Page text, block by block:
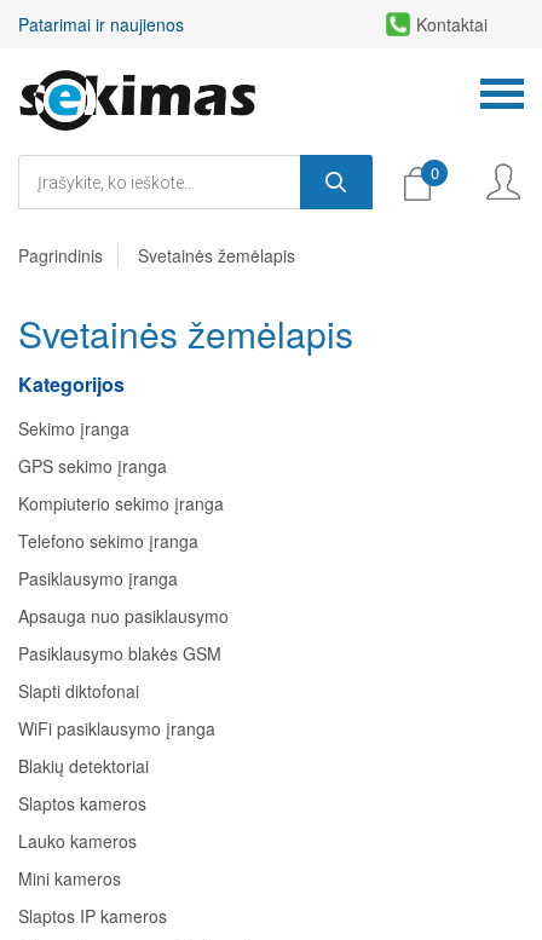
Kontaktai
Patarimai ir naujienos
0
Pagrindinis Svetainės žemėlapis
Svetainės žemėlapis
Kategorijos
Sekimo įranga
GPS sekimo įranga
Kompiuterio sekimo įranga
Telefono sekimo įranga
Pasiklausymo įranga
Apsauga nuo pasiklausymo
Pasiklausymo blakės GSM
Slapti diktofonai
WiFi pasiklausymo įranga
Blakių detektoriai
Slaptos kameros
Lauko kameros
Mini kameros
Slaptos IP kameros